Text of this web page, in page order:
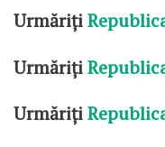
Urmăriți
Urmăriți
Urmăriți